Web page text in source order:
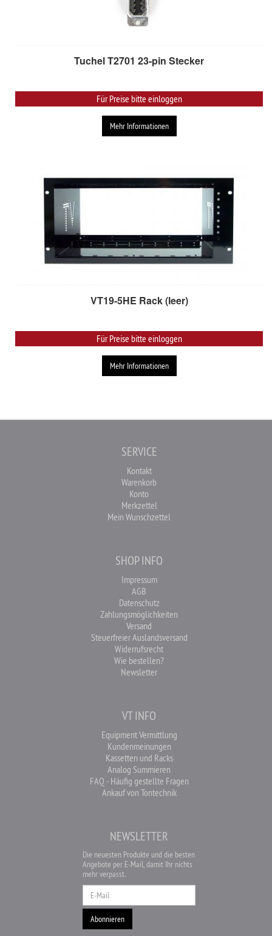
Tuchel T2701 23-pin Stecker
Für Preise bitte einloggen
Mehr Informationen
VT19-5HE Rack (leer)
Für Preise bitte einloggen
Mehr Informationen
SERVICE
Kontakt
Warenkorb
Konto
Merkzettel
Mein Wunschzettel
SHOP INFO
Impressum
AGB
Datenschutz
Zahlungsmöglichkeiten
Versand
Steuerfreier Auslandsversand
Widerrufsrecht
Wie bestellen?
Newsletter
VT INFO
Equipment Vermittlung
Kundenmeinungen
Kassetten und Racks
Analog Summieren
FAQ - Häufig gestellte Fragen
Ankauf von Tontechnik
NEWSLETTER
Die neuesten Produkte und die besten
Angebote per E-Mail, damit Ihr nichts
mehr verpasst.
Newsletter
Abonnieren